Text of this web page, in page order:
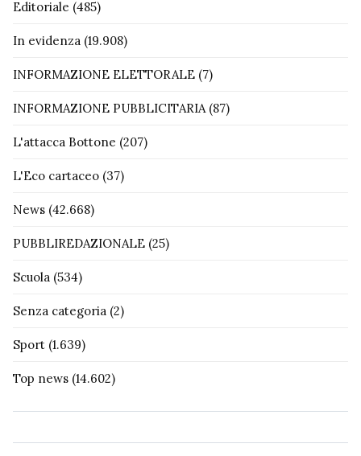
Editoriale (485)
In evidenza (19.908)
INFORMAZIONE ELETTORALE (7)
INFORMAZIONE PUBBLICITARIA(87)
L'attacca Bottone (207)
L'Eco cartaceo (37)
News (42.668)
PUBBLIREDAZIONALE (25)
Scuola (534)
Senza categoria (2)
Sport (1.639)
Top news (14.602)